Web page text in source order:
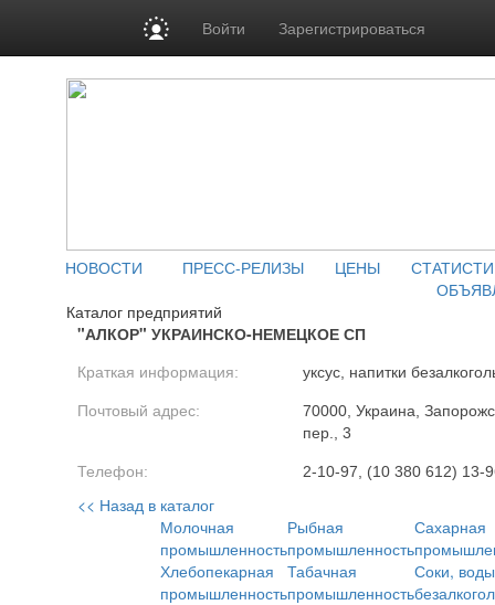
Войти Зарегистрироваться
НОВОСТИ ПРЕСС-РЕЛИЗЫ ЦЕНЫ
Каталог предприятий
"АЛКОР" УКРАИНСКО-НЕМЕЦКОЕ СП
Краткая информация: уксус, напитки
Почтовый адрес:
70000, Украина,
пер., 3
Телефон: 2-10-97, (10 380 612) 13-
<< Назад в каталог
Молочная
промышленность
Рыбная
промышленность
Сахарная
Хлебопекарная
промышленность
Табачная
промышленность
Соки,